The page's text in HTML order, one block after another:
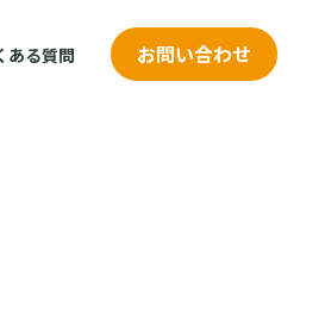
ある質問 お問い合わせ